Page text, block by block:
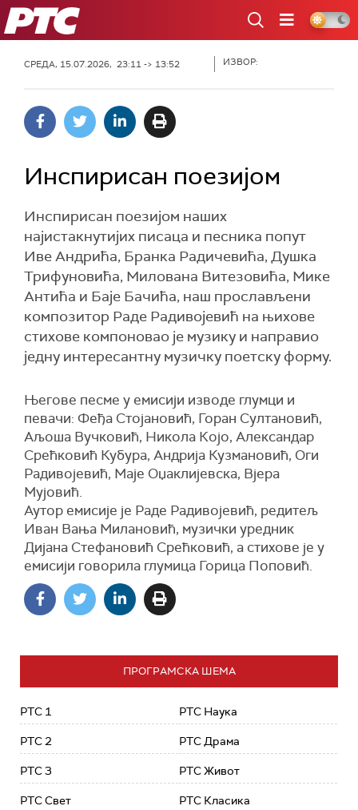
РТС
СРЕДА, 15.07.2026, 23:11 -> 13:52 ИЗВОР:
Инспирисан поезијом
Инспирисан поезијом наших
најистакнутијих писаца и песника попут
Иве Андрића, Бранка Радичевића, Душка
Трифуновића, Милована Витезовића, Мике
Антића и Баје Бачића, наш прослављени
композитор Раде Радивојевић на њихове
стихове компоновао је музику и направио
једну интересантну музичку поетску форму.
Његове песме у емисији изводе глумци и
певачи: Феђa Стојановић, Горан Султановић,
Аљошa Вучковић, Николa Којo, Александaр
Срећковић Кубурa, Андријa Кузмановић, Оги
Радивојевић, Маје Оџаклијевскa, Вјерa
Мујовић.
Аутор емисије је Раде Радивојевић, редитељ
Иван Вања Милановић, музички уредник
Дијана Стефановић Срећковић, а стихове је у
емисији говорила глумица Горица Поповић.
ПРОГРАМСКА ШЕМА
РТС 1
РТС 2
РТС 3
РТС Свет
РТС Наука
РТС Драма
РТС Живот
РТС Класика